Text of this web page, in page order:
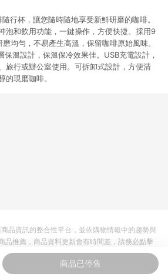
行杯，讓您隨時隨地享受新鮮研磨的咖啡。
泡和飲用功能，一鍵操作，方便快捷。採用9
均勻，不易產生高溫，保留咖啡原始風味。
溫設計，保溫保冷效果佳。USB充電設計，
旅行或辦公室使用。可拆卸式設計，方便清
的現磨咖啡。
商品已停售
品資訊的整合性平台，並依購物情報中的趨勢與
品推薦，商品資料更新會有時間差，請務必點擊
現售價與購物條件，一切資訊以合作廠商網頁為